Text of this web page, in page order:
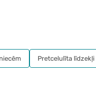
Pretcelulīta līdzekļi